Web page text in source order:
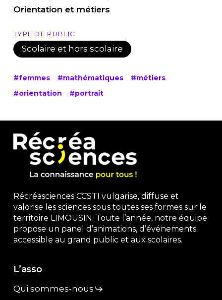
Orientation et métiers
TYPE DE PUBLIC
Scolaire et hors scolaire
#femmes #mathématiques
#métiers
#orientation
#portrait
Récréasciences CCSTI vulgarise, diffuse et
valorise les sciences sous toutes ses formes sur le
territoire LIMOUSIN. Toute l’année, notre équipe
propose un panel d’animations, d’événements
accessible au grand public et aux scolaires.
L’asso
Qui sommes-nous